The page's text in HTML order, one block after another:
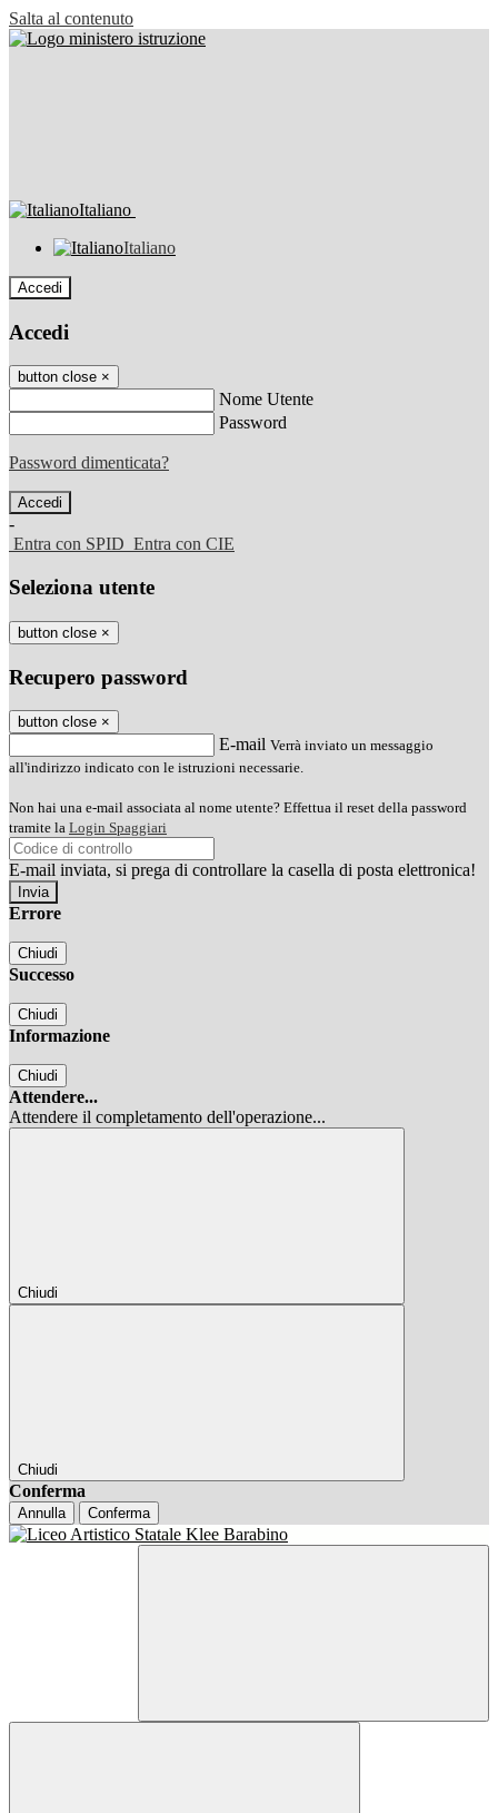
Salta al contenuto
Italiano
Italiano
Accedi
Accedi
button close ×
Nome Utente
Password
Password dimenticata?
-
Entra con SPID Entra con CIE
Seleziona utente
button close ×
Recupero password
button close ×
E-mail Verrà inviato un messaggio
all'indirizzo indicato con le istruzioni necessarie.
Non hai una e-mail associata al nome utente? Effettua il reset della password
tramite la Login Spaggiari
E-mail inviata, si prega di controllare la casella di posta elettronica!
Errore
Chiudi
Successo
Chiudi
Informazione
Chiudi
Attendere...
Attendere il completamento dell'operazione...
Chiudi
Chiudi
Conferma
Annulla Conferma